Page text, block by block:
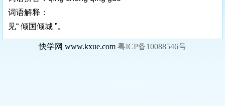
词语解释：
见“ 倾国倾城 ”。
快学网 www.kxue.com 粤ICP备10088546号